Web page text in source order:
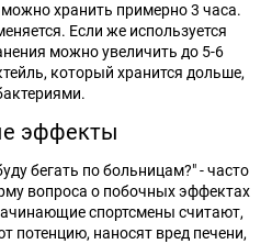
хранить примерно 3 часа.
Если же используется
можно увеличить до 5-6
который хранится дольше,
эффекты
бегать по больницам?" - часто
вопроса о побочных эффектах
спортсмены считают,
потенцию, наносят вред печени,